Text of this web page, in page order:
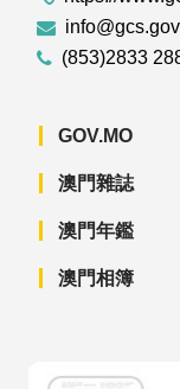
(853)2833
GOV.MO
澳門雜誌
澳門年鑑
澳門相簿